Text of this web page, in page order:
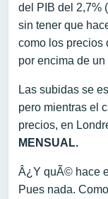
del PIB del 2,7%
sin tener que
como los precios
por encima de un
Las subidas se
pero mientras el
precios, en
MENSUAL.
Â¿Y quÃ© hace
Pues nada.